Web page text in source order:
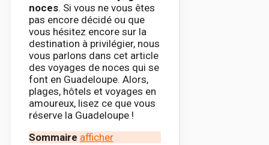
noces. Si vous ne vous êtes
pas encore décidé ou que
vous hésitez encore sur la
destination à privilégier, nous
vous parlons dans cet article
des voyages de noces qui se
font en Guadeloupe. Alors,
plages, hôtels et voyages en
amoureux, lisez ce que vous
réserve la Guadeloupe !
Sommaire afficher